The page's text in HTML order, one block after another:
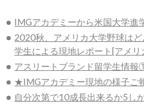
IMGアカデミーから米国大学進
2020秋、アメリカ大学野球は
学生による現地レポート[アメ
アスリートブランド留学生情報
★IMGアカデミー現地の様子ご
自分次第で10成長出来るか5し